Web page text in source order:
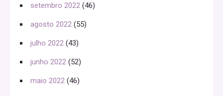
setembro 2022 (46)
agosto 2022 (55)
julho 2022 (43)
junho 2022 (52)
maio 2022 (46)